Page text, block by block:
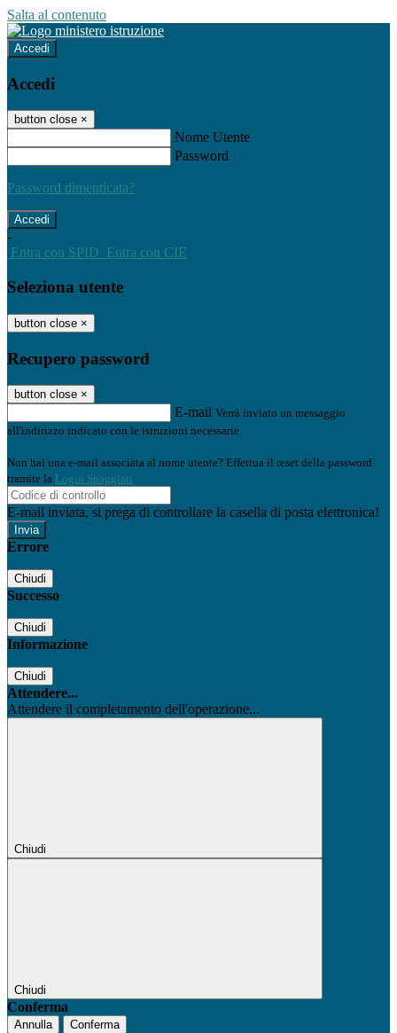
Salta al contenuto
Accedi
Accedi
button close ×
Nome Utente
Password
Password dimenticata?
-
Entra con SPID Entra con CIE
Seleziona utente
button close ×
Recupero password
button close ×
E-mail Verrà inviato un messaggio
all'indirizzo indicato con le istruzioni necessarie.
Non hai una e-mail associata al nome utente? Effettua il reset della password
tramite la Login Spaggiari
E-mail inviata, si prega di controllare la casella di posta elettronica!
Errore
Chiudi
Successo
Chiudi
Informazione
Chiudi
Attendere...
Attendere il completamento dell'operazione...
Chiudi
Chiudi
Conferma
Annulla Conferma